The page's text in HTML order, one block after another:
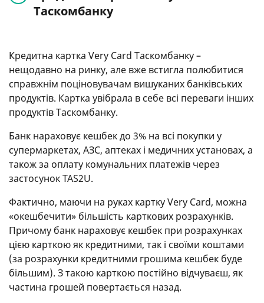
Таскомбанку
Кредитна картка Very Card Таскомбанку –
нещодавно на ринку, але вже встигла полюбитися
справжнім поціновувачам вишуканих банківських
продуктів. Картка увібрала в себе всі переваги інших
продуктів Таскомбанку.
Банк нараховує кешбек до 3% на всі покупки у
супермаркетах, АЗС, аптеках і медичних установах, а
також за оплату комунальних платежів через
застосунок TAS2U.
Фактично, маючи на руках картку Very Card, можна
«окешбечити» більшість карткових розрахунків.
Причому банк нараховує кешбек при розрахунках
цією карткою як кредитними, так і своїми коштами
(за розрахунки кредитними грошима кешбек буде
більшим). З такою карткою постійно відчуваєш, як
частина грошей повертається назад.